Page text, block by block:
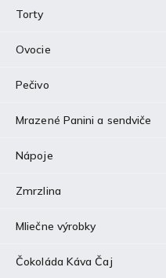
Torty
Ovocie
Pečivo
Mrazené Panini a sendviče
Nápoje
Zmrzlina
Mliečne výrobky
Čokoláda Káva Čaj